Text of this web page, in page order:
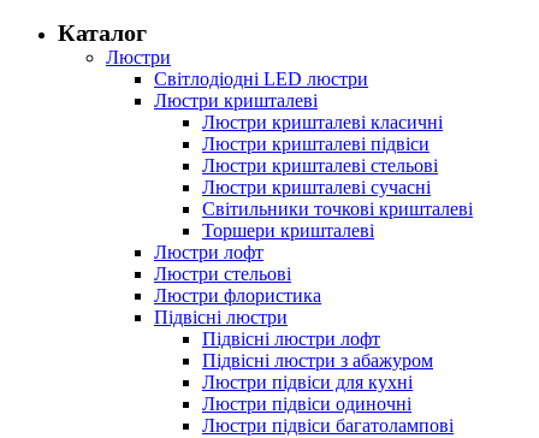
Каталог
Люстри
Світлодіодні LED люстри
Люстри кришталеві
Люстри кришталеві класичні
Люстри кришталеві підвіси
Люстри кришталеві стельові
Люстри кришталеві сучасні
Світильники точкові кришталеві
Торшери кришталеві
Люстри лофт
Люстри стельові
Люстри флористика
Підвісні люстри
Підвісні люстри лофт
Підвісні люстри з абажуром
Люстри підвіси для кухні
Люстри підвіси одиночні
Люстри підвіси багатолампові